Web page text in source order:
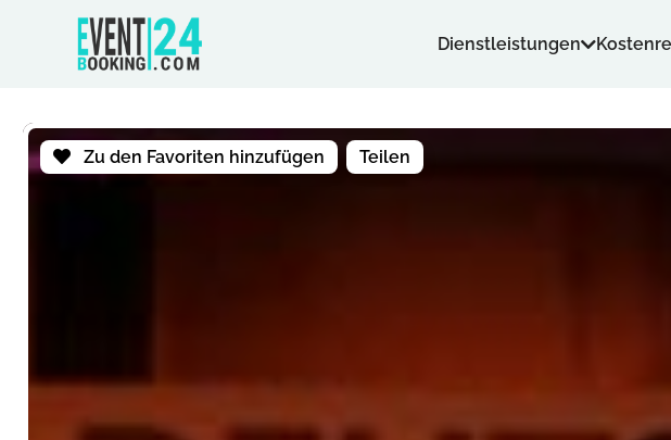
Dienstleistungen
Zu den Favoriten hinzufügen Teilen